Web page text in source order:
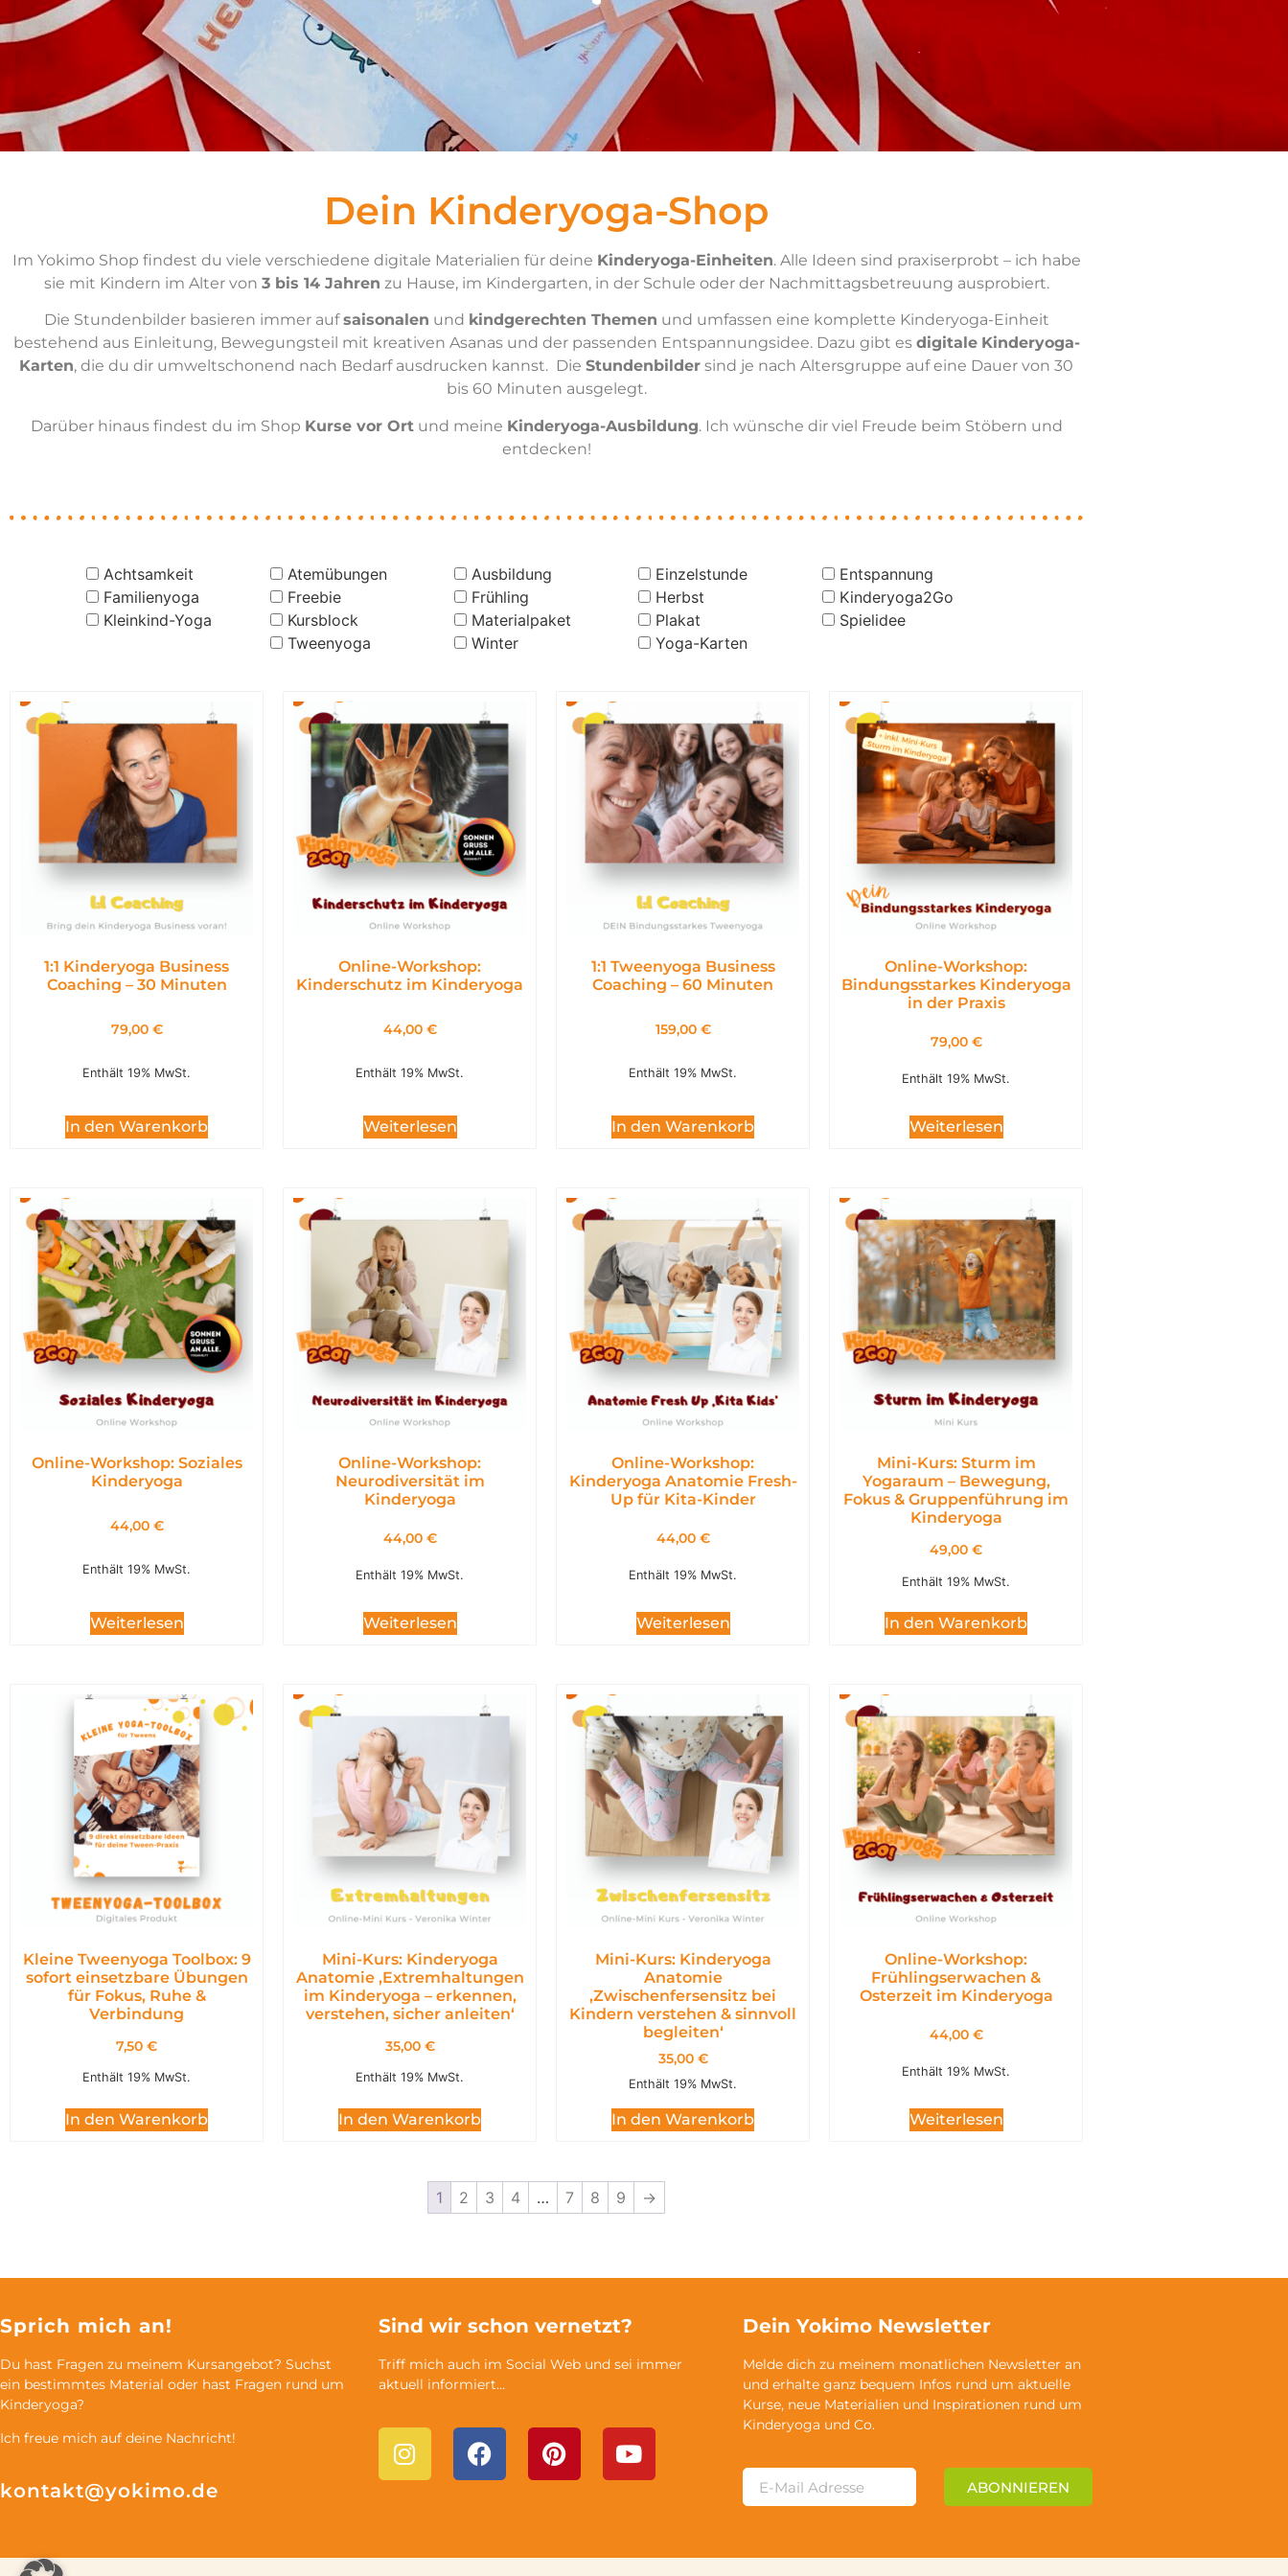
Dein Kinderyoga-Shop
Im Yokimo Shop findest du viele verschiedene digitale Materialien für deine Kinderyoga-Einheiten. Alle Ideen sind praxiserprobt – ich habe
sie mit Kindern im Alter von 3 bis 14 Jahren zu Hause, im Kindergarten, in der Schule oder der Nachmittagsbetreuung ausprobiert.
Die Stundenbilder basieren immer aufsaisonalen und kindgerechten Themen und umfassen eine komplette Kinderyoga-Einheit
bestehend aus Einleitung, Bewegungsteil mit kreativen Asanas und der passenden Entspannungsidee. Dazu gibt es digitale Kinderyoga-
Karten, die du dir umweltschonend nach Bedarf ausdrucken kannst. Die Stundenbilder sind je nach Altersgruppe auf eine Dauer von 30
bis 60 Minuten ausgelegt.
Darüber hinaus findest du im Shop Kurse vor Ortund meine Kinderyoga-Ausbildung. Ich wünsche dir viel Freude beim Stöbern und
entdecken!
Achtsamkeit Atemübungen Ausbildung Einzelstunde
Entspannung
Familienyoga
Freebie Frühling Herbst
Kinderyoga2Go
Kleinkind-Yoga
Kursblock Materialpaket Plakat
Spielidee
Tweenyoga
Winter Yoga-Karten
1:1 Kinderyoga Business
Coaching – 30 Minuten
79,00 €
Enthält 19% MwSt.
In den Warenkorb
Online-Workshop:
Kinderschutz im Kinderyoga
44,00 €
Enthält 19% MwSt.
Weiterlesen
1:1 Tweenyoga Business
Coaching – 60 Minuten
159,00 €
Enthält 19% MwSt.
In den Warenkorb
Online-Workshop:
Bindungsstarkes Kinderyoga
in der Praxis
79,00 €
Enthält 19% MwSt.
Weiterlesen
Online-Workshop: Soziales
Kinderyoga
44,00 €
Enthält 19% MwSt.
Weiterlesen
Online-Workshop:
Neurodiversität im
Kinderyoga
44,00 €
Enthält 19% MwSt.
Weiterlesen
Online-Workshop:
Kinderyoga Anatomie Fresh-
Up für Kita-Kinder
44,00 €
Enthält 19% MwSt.
Weiterlesen
Mini-Kurs: Sturm im
Yogaraum – Bewegung,
Fokus & Gruppenführung im
Kinderyoga
49,00 €
Enthält 19% MwSt.
In den Warenkorb
Kleine Tweenyoga Toolbox: 9
sofort einsetzbare Übungen
für Fokus, Ruhe &
Verbindung
7,50 €
Enthält 19% MwSt.
In den Warenkorb
Mini-Kurs: Kinderyoga
Anatomie ,Extremhaltungen
im Kinderyoga – erkennen,
verstehen, sicher anleiten‘
35,00 €
Enthält 19% MwSt.
In den Warenkorb
Mini-Kurs: Kinderyoga
Anatomie
,Zwischenfersensitz bei
Kindern verstehen & sinnvoll
begleiten‘
35,00 €
Enthält 19% MwSt.
In den Warenkorb
Online-Workshop:
Frühlingserwachen &
Osterzeit im Kinderyoga
44,00 €
Enthält 19% MwSt.
Weiterlesen
1 2 3 4 … 7 8 9 →
Sprich mich an!
Du hast Fragen zu meinem Kursangebot? Suchst
ein bestimmtes Material oder hast Fragen rund um
Kinderyoga?
Ich freue mich auf deine Nachricht!
kontakt@yokimo.de
Sind wir schon vernetzt?
Triff mich auch im Social Web und sei immer
aktuell informiert…
Dein Yokimo Newsletter
Melde dich zu meinem monatlichen Newsletter an
und erhalte ganz bequem Infos rund um aktuelle
Kurse, neue Materialien und Inspirationen rund um
Kinderyoga und Co.
ABONNIEREN